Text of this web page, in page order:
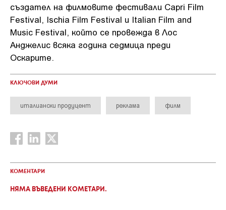
създател на филмовите фестивали Capri Film
Festival, Ischia Film Festival и Italian Film and
Music Festival, който се провежда в Лос
Анджелис всяка година седмица преди
Оскарите.
КЛЮЧОВИ ДУМИ
италиански продуцент реклама филм
КОМЕНТАРИ
НЯМА ВЪВЕДЕНИ КОМЕТАРИ.